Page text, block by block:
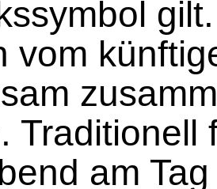
vom
Traditionell
am